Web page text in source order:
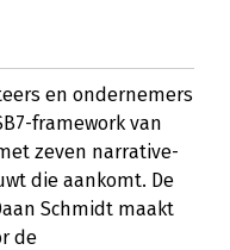
en ondernemers
framework van
zeven narrative-
die aankomt. De
Schmidt maakt
de